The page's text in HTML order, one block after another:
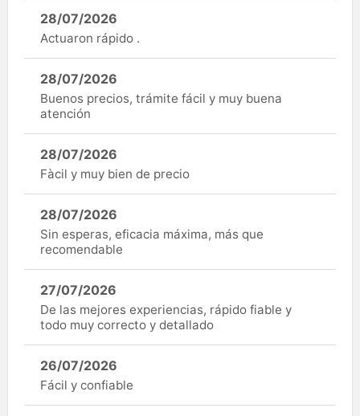
28/07/2026
Actuaron rápido .
28/07/2026
Buenos precios, trámite fácil y muy buena
atención
28/07/2026
Fàcil y muy bien de precio
28/07/2026
Sin esperas, eficacia máxima, más que
recomendable
27/07/2026
De las mejores experiencias, rápido fiable y
todo muy correcto y detallado
26/07/2026
Fácil y confiable